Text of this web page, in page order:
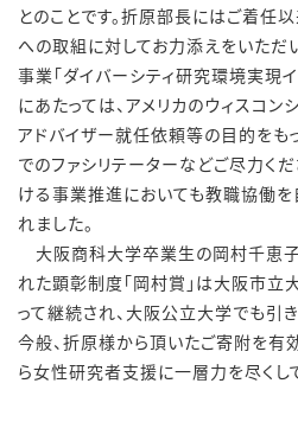
とのことです。折原部長にはご着任
への取組に対してお力添えをいただ
事業「ダイバーシティ研究環境実現イ
にあたっては、アメリカのウィスコ
アドバイザー就任依頼等の目的をも
でのファシリテーターなどご尽力くだ
ける事業推進においても教職協働を
れました。
大阪商科大学卒業生の岡村千恵子
れた顕彰制度「岡村賞」は大阪市立
って継続され、大阪公立大学でも引
今般、折原様から頂いたご寄附を有
ら女性研究者支援に一層力を尽くし